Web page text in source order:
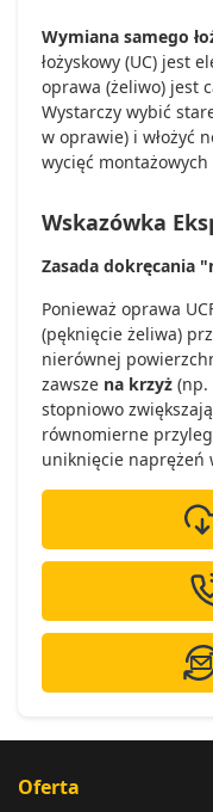
Wymiana samego
łożyskowy (UC) jest
oprawa (żeliwo) jest
Wystarczy wybić
w oprawie) i włożyć
wycięć
Wskazówka
Zasada dokręcania
Ponieważ oprawa
(pęknięcie żeliwa)
nierównej
zawsze na krzyż (np.
stopniowo
równomierne
uniknięcie naprężeń
Oferta